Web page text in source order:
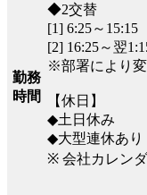
勤務
時間
◆2交替
[1] 6:25～15:15
[2] 16:25～翌
※部署により変
【休日】
◆土日休み
◆大型連休あり
※ 会社カレン